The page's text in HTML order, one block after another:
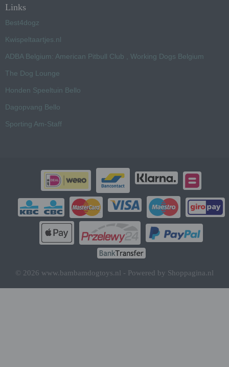
Links
Best4dogz
Kwispeltaartjes.nl
ADBA Belgium: American Pitbull Club , Working Dogs Belgium
The Dog Lounge
Honden Speeltuin Bello
Dagopvang Bello
Sporting Am-Staff
© 2026 www.bambamdogtoys.nl - Powered by Shoppagina.nl